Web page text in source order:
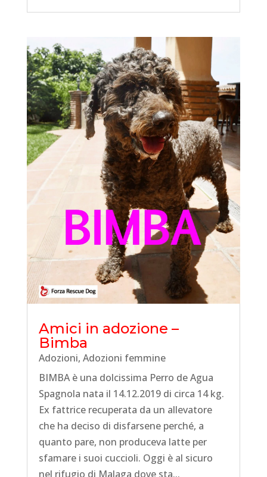
Amici in adozione –
Bimba
Adozioni, Adozioni femmine
BIMBA è una dolcissima Perro de Agua
Spagnola nata il 14.12.2019 di circa 14 kg.
Ex fattrice recuperata da un allevatore
che ha deciso di disfarsene perché, a
quanto pare, non produceva latte per
sfamare i suoi cuccioli. Oggi è al sicuro
nel rifugio di Malaga dove sta...